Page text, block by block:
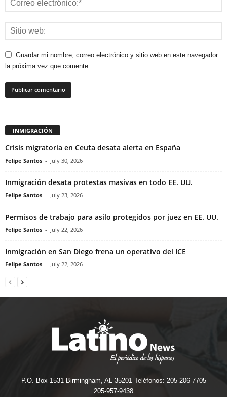
Guardar mi nombre, correo electrónico y sitio web en este navegador
la próxima vez que comente.
INMIGRACIÓN
Crisis migratoria en Ceuta desata alerta en España
Felipe Santos - July 30, 2026
Inmigración desata protestas masivas en todo EE. UU.
Felipe Santos - July 23, 2026
Permisos de trabajo para asilo protegidos por juez en EE. UU.
Felipe Santos - July 22, 2026
Inmigración en San Diego frena un operativo del ICE
Felipe Santos - July 22, 2026
P.O. Box 1531 Birmingham, AL 35201 Teléfonos: 205-206-7705
205-957-9438